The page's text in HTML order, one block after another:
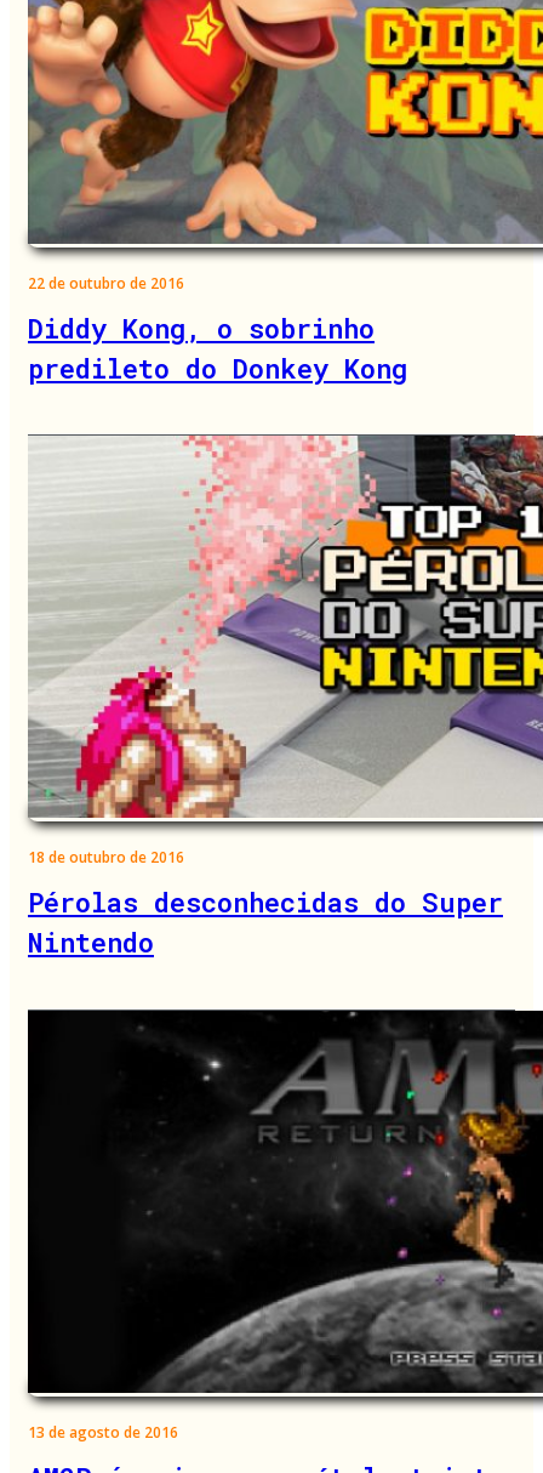
22 de outubro de 2016
Diddy Kong, o sobrinho
predileto do Donkey Kong
18 de outubro de 2016
Pérolas desconhecidas do Super
Nintendo
13 de agosto de 2016